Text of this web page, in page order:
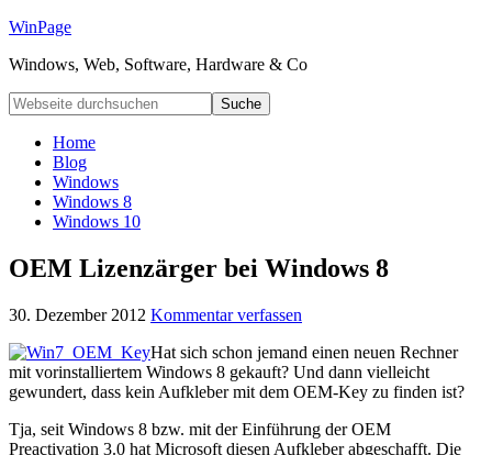
WinPage
Windows, Web, Software, Hardware & Co
Home
Blog
Windows
Windows 8
Windows 10
OEM Lizenzärger bei Windows 8
30. Dezember 2012 Kommentar verfassen
Hat sich schon jemand einen neuen Rechner
mit vorinstalliertem Windows 8 gekauft? Und dann vielleicht
gewundert, dass kein Aufkleber mit dem OEM-Key zu finden ist?
Tja, seit Windows 8 bzw. mit der Einführung der OEM
Preactivation 3.0 hat Microsoft diesen Aufkleber abgeschafft. Die